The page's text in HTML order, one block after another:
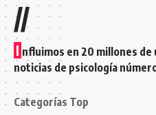
//
I nfluimos en 20 millones de
noticias de psicología
Categorías Top